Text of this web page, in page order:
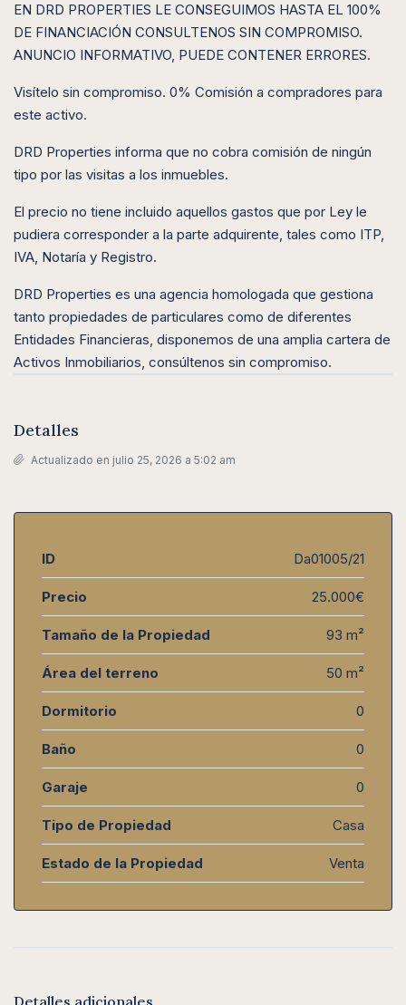
EN DRD PROPERTIES LE CONSEGUIMOS HASTA EL 100%
DE FINANCIACIÓN CONSULTENOS SIN COMPROMISO.
ANUNCIO INFORMATIVO, PUEDE CONTENER ERRORES.
Visítelo sin compromiso. 0% Comisión a compradores para
este activo.
DRD Properties informa que no cobra comisión de ningún
tipo por las visitas a los inmuebles.
El precio no tiene incluido aquellos gastos que por Ley le
pudiera corresponder a la parte adquirente, tales como ITP,
IVA, Notaría y Registro.
DRD Properties es una agencia homologada que gestiona
tanto propiedades de particulares como de diferentes
Entidades Financieras, disponemos de una amplia cartera de
Activos Inmobiliarios, consúltenos sin compromiso.
Detalles
Actualizado en julio 25, 2026 a 5:02 am
ID Da01005/21
Precio 25.000€
Tamaño de la Propiedad 93 m²
Área del terreno 50 m²
Dormitorio 0
Baño 0
Garaje 0
Tipo de Propiedad Casa
Estado de la Propiedad Venta